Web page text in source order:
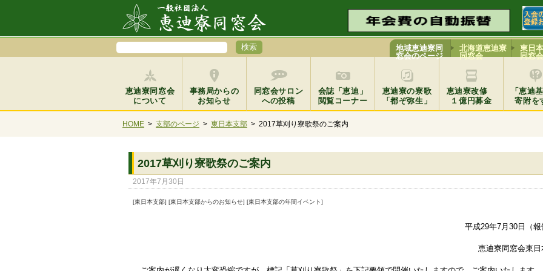
地域恵迪寮同
窓会のページ
北海道恵迪寮
同窓会
東日
同窓会
恵迪寮同窓会
について
事務局からの
お知らせ
同窓会サロン
への投稿
会誌「恵迪」
閲覧コーナー
恵迪寮の寮歌
「都ぞ弥生」
恵迪寮改修
１億円募金
「恵迪
寄附を
HOME > 支部のページ > 東日本支部 > 2017草刈り寮歌祭のご案内
2017草刈り寮歌祭のご案内
2017年7月30日
[東日本支部] [東日本支部からのお知らせ] [東日本支部の年間イベント]
平成29年7月30日（
恵迪寮同窓会東日